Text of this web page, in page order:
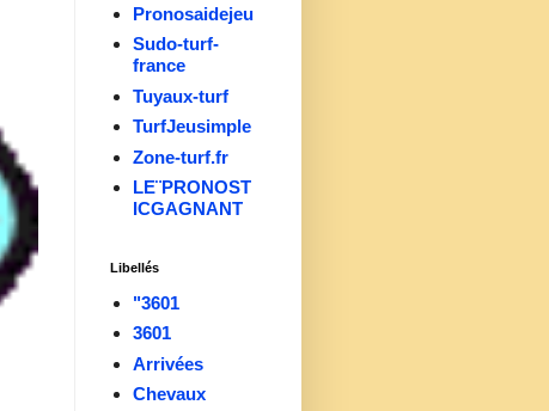
Pronosaidejeu
Sudo-turf-
france
Tuyaux-turf
TurfJeusimple
Zone-turf.fr
LE¨PRONOST
ICGAGNANT
Libellés
"3601
3601
Arrivées
Chevaux